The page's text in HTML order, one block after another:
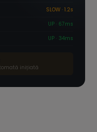
SLOW · 1.2s
UP · 67ms
UP · 34ms
inițiată